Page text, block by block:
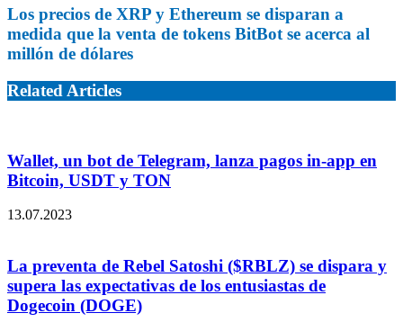
Los precios de XRP y Ethereum se disparan a
medida que la venta de tokens BitBot se acerca al
millón de dólares
Related Articles
Wallet, un bot de Telegram, lanza pagos in-app en
Bitcoin, USDT y TON
13.07.2023
La preventa de Rebel Satoshi ($RBLZ) se dispara y
supera las expectativas de los entusiastas de
Dogecoin (DOGE)